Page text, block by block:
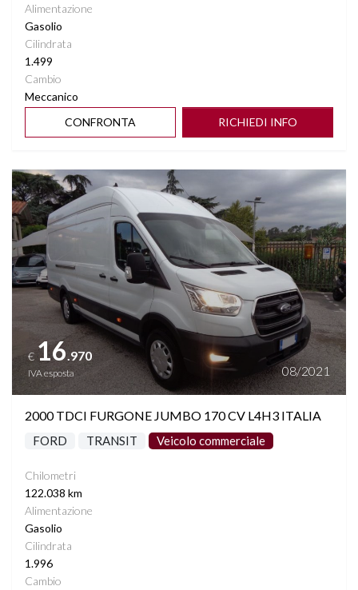
Alimentazione
Gasolio
Cilindrata
1.499
Cambio
Meccanico
CONFRONTA
RICHIEDI INFO
Vedi dettagli
€16 .970
IVA esposta 08/2021
2000 TDCI FURGONE JUMBO 170 CV L4H3 ITALIA
FORD TRANSIT Veicolo commerciale
Chilometri
122.038 km
Alimentazione
Gasolio
Cilindrata
1.996
Cambio